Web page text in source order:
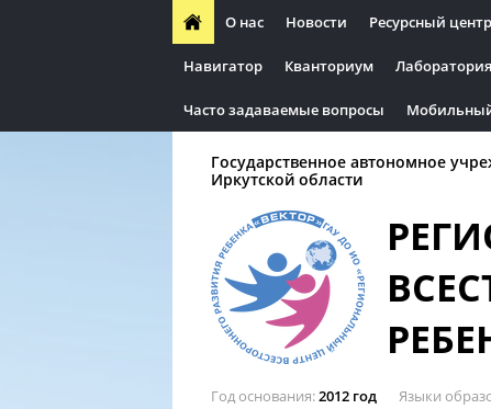
О нас Новости Ресурсный
Навигатор Кванториум
Часто задаваемые вопросы
Государственное автономное
Иркутской области
Год основания 2012 год Языки